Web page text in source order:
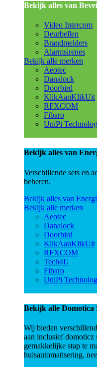
Bekijk alles van
Video Intercom
Deurbellen
Brandmelders
Alarmsirenes
Bekijk alle merken
Aeotec
Danalock
Doorbird
KlikAanKlikUit
RFXCOM
Fibaro
UniPi
Bekijk alles van
Verschillende sets en
beheren.
Bekijk alles van
Bekijk alle merken
Aeotec
Danalock
Doorbird
KlikAanKlikUit
RFXCOM
Tech4U
Fibaro
UniPi
Bekijk alle Domotica
Wij bieden
aan inclusief domoticz
gemakkelijke stap te
huisautomatisering,